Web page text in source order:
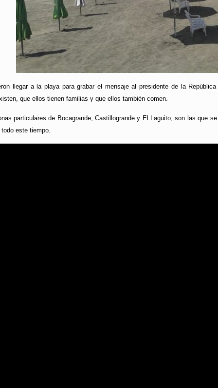
llegar a la playa para grabar el mensaje al presidente de la
que ellos tienen familias y que ellos también comen.
particulares de Bocagrande, Castillogrande y El Laguito, son las que
este tiempo.